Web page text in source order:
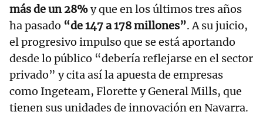
más de un 28%y que en los últimos tres años
ha pasado “de 147 a 178 millones”. A su juicio,
el progresivo impulso que se está aportando
desde lo público “debería reflejarse en el sector
privado” y cita así la apuesta de empresas
como Ingeteam, Florette y General Mills, que
tienen sus unidades de innovación en Navarra.